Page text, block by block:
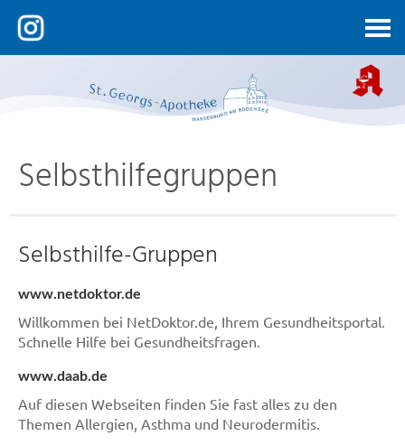
Kontakt
Selbsthilfegruppen
Selbsthilfe-Gruppen
www.netdoktor.de
Willkommen bei NetDoktor.de, Ihrem Gesundheitsportal.
Schnelle Hilfe bei Gesundheitsfragen.
www.daab.de
Auf diesen Webseiten finden Sie fast alles zu den
Themen Allergien, Asthma und Neurodermitis.